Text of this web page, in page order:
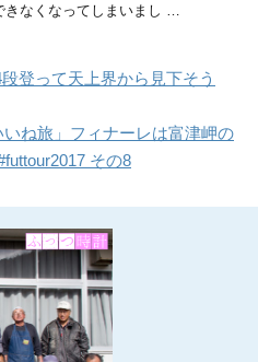
きなくなってしまいまし …
登って天上界から見下そう
いね旅」フィナーレは富津岬の
その8